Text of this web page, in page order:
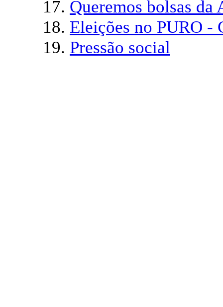
17. Queremos bolsas
18. Eleições no PURO -
19. Pressão social